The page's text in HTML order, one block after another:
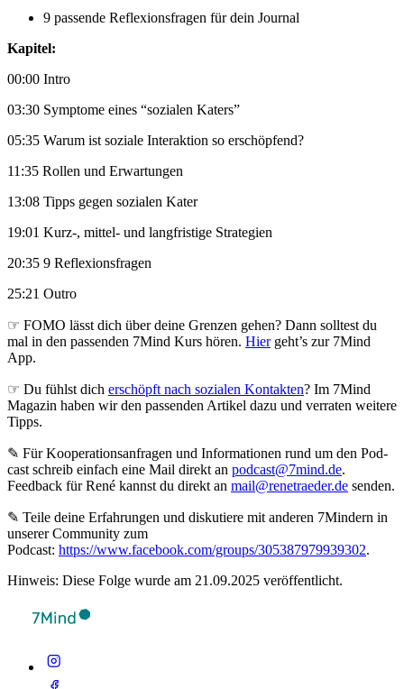
9 passende Reflexionsfragen für dein Journal
Kapitel:
00:00 Intro
03:30 Symptome eines “sozialen Katers”
05:35 Warum ist soziale Interaktion so erschöpfend?
11:35 Rollen und Erwartungen
13:08 Tipps gegen sozialen Kater
19:01 Kurz-, mittel- und langfristige Strategien
20:35 9 Reflexionsfragen
25:21 Outro
☞ FOMO lässt dich über deine Grenzen gehen? Dann solltest du
mal in den passenden 7Mind Kurs hören. Hiergeht’s zur 7Mind
App.
☞ Du fühlst dich erschöpft nach sozialen Kontakten? Im 7Mind
Magazin haben wir den passenden Artikel dazu und verraten weitere
Tipps.
✎ Für Koope­ra­ti­ons­an­fra­gen und Infor­ma­tio­nen rund um den Pod­
cast schreib ein­fach eine Mail direkt an podcast@7mind.de.
Feedback für René kannst du direkt an mail@renetraeder.de senden.
✎ Teile deine Erfahrungen und diskutiere mit anderen 7Mindern in
unserer Community zum
Podcast: https://www.facebook.com/groups/305387979939302.
Hinweis: Diese Folge wurde am 21.09.2025 veröffentlicht.